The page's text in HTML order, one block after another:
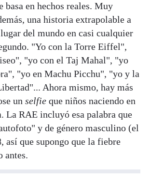
basa en hechos reales. Muy
una historia extrapolable a
del mundo en casi cualquier
"Yo con la Torre Eiffel",
"yo con el Taj Mahal", "yo
"yo en Machu Picchu", "yo y la
Ahora mismo, hay más
un selfie que niños naciendo en
La RAE incluyó esa palabra que
y de género masculino (el
así que supongo que la fiebre
antes.